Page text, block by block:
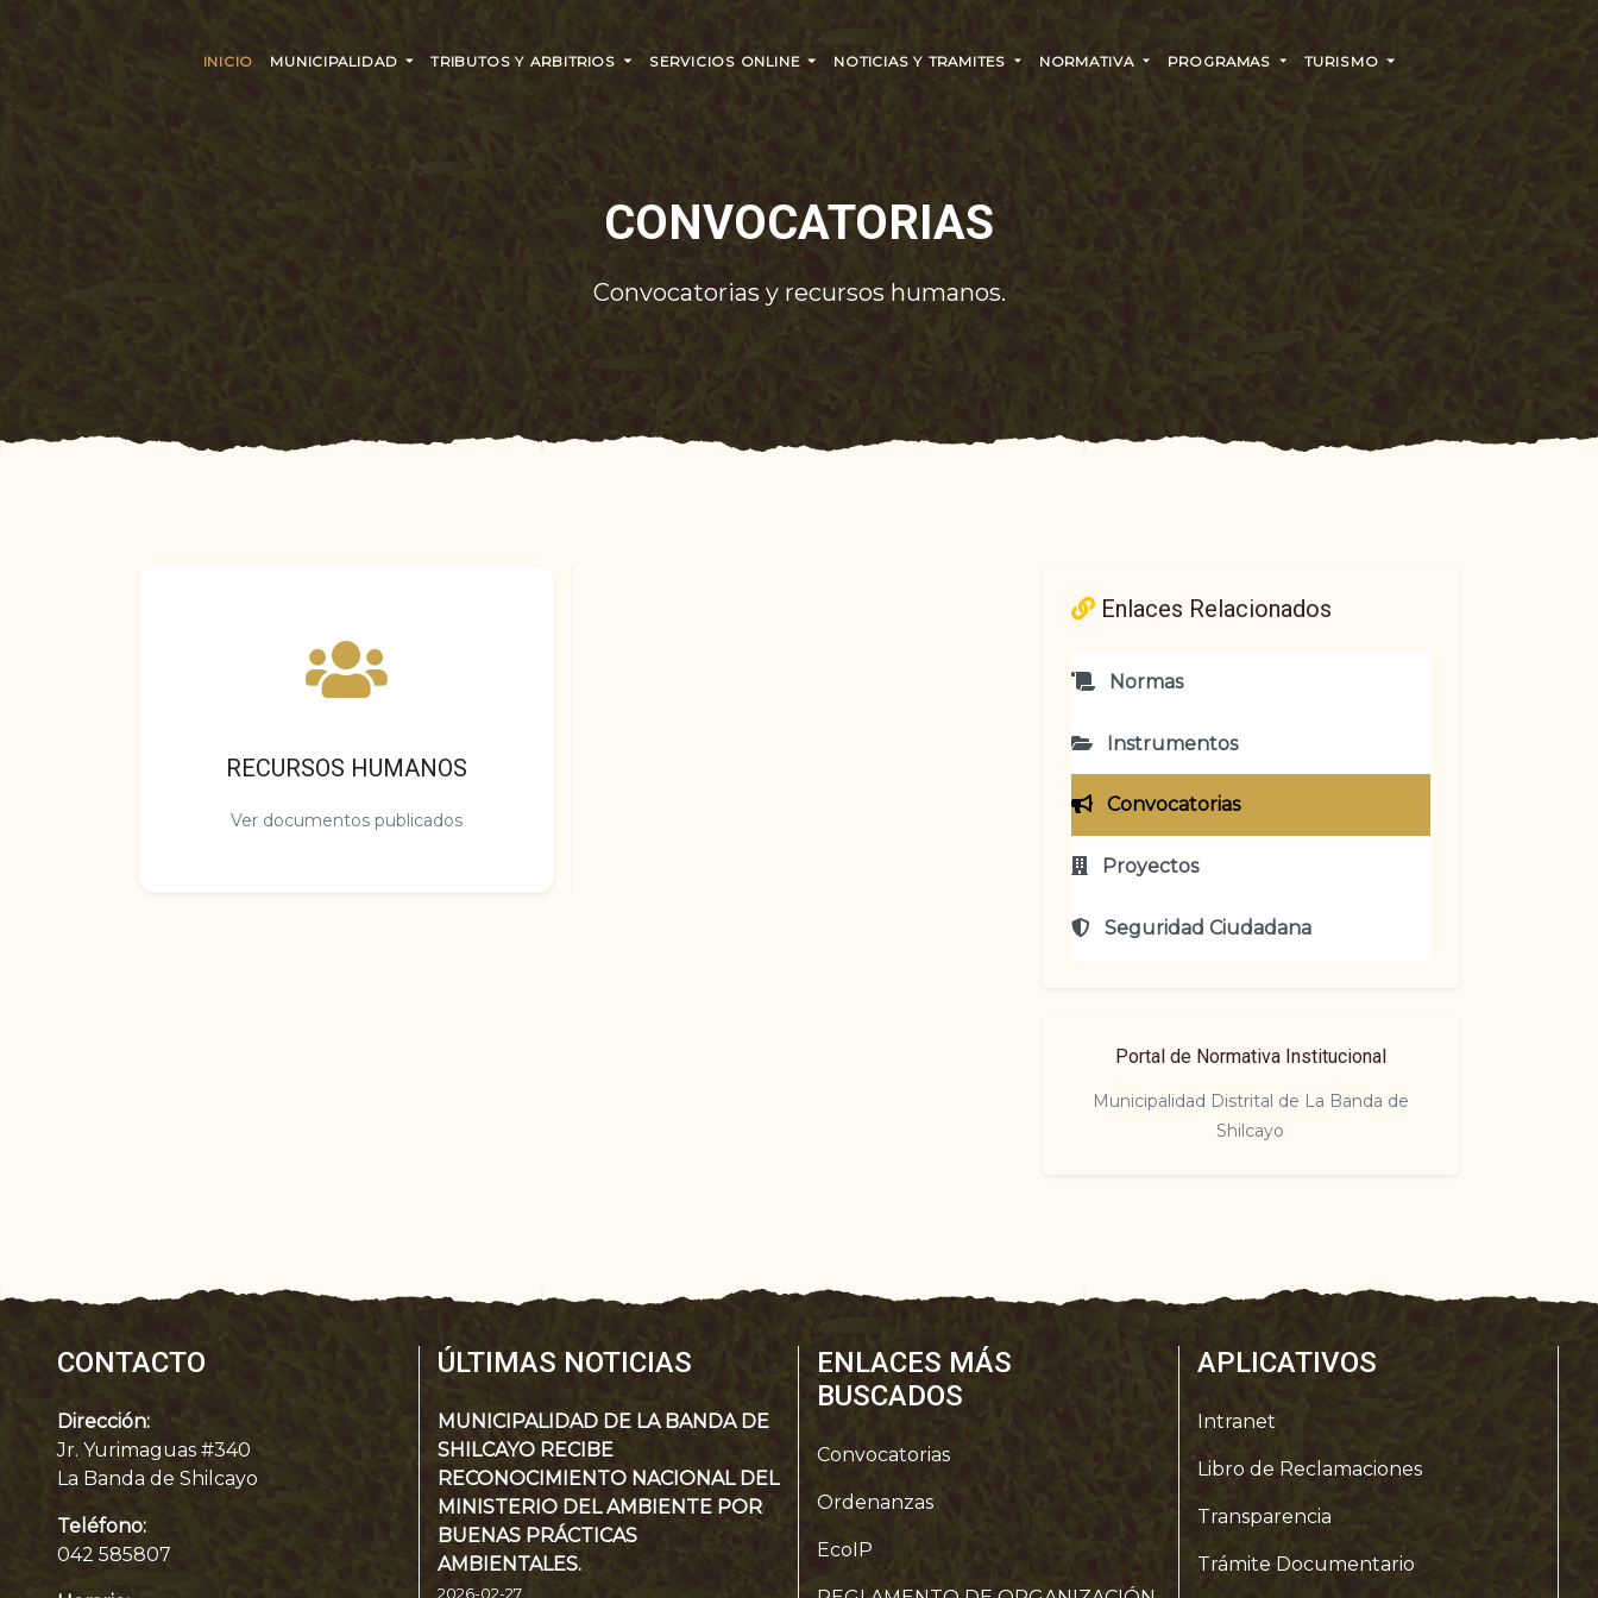
INICIO MUNICIPALIDAD TRIBUTOS Y ARBITRIOS SERVICIOS ONLINE NOTICIAS Y TRAMITES NORMATIVA PROGRAMAS TURISMO
CONVOCATORIAS
Convocatorias y recursos humanos.
RECURSOS HUMANOS
Ver documentos publicados
Enlaces Relacionados
Normas
Instrumentos
Convocatorias
Proyectos
Seguridad Ciudadana
Portal de Normativa Institucional
Municipalidad Distrital de La Banda de
Shilcayo
CONTACTO
Dirección:
Jr. Yurimaguas #340
La Banda de Shilcayo
Teléfono:
042 585807
ÚLTIMAS NOTICIAS
MUNICIPALIDAD DE LA BANDA DE
SHILCAYO RECIBE
RECONOCIMIENTO NACIONAL DEL
MINISTERIO DEL AMBIENTE POR
BUENAS PRÁCTICAS
AMBIENTALES.
2026-02-27
ENLACES MÁS
BUSCADOS
Convocatorias
Ordenanzas
EcoIP
APLICATIVOS
Intranet
Libro de Reclamaciones
Transparencia
Trámite Documentario